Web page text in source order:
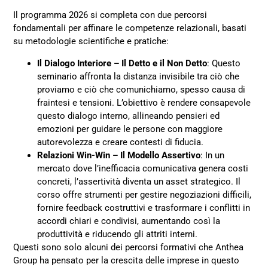
Il programma 2026 si completa con due percorsi
fondamentali per affinare le competenze relazionali, basati
su metodologie scientifiche e pratiche:
Il Dialogo Interiore – Il Detto e il Non Detto: Questo
seminario affronta la distanza invisibile tra ciò che
proviamo e ciò che comunichiamo, spesso causa di
fraintesi e tensioni. L’obiettivo è rendere consapevole
questo dialogo interno, allineando pensieri ed
emozioni per guidare le persone con maggiore
autorevolezza e creare contesti di fiducia.
Relazioni Win-Win – Il Modello Assertivo: In un
mercato dove l’inefficacia comunicativa genera costi
concreti, l’assertività diventa un asset strategico. Il
corso offre strumenti per gestire negoziazioni difficili,
fornire feedback costruttivi e trasformare i conflitti in
accordi chiari e condivisi, aumentando così la
produttività e riducendo gli attriti interni.
Questi sono solo alcuni dei percorsi formativi che Anthea
Group ha pensato per la crescita delle imprese in questo